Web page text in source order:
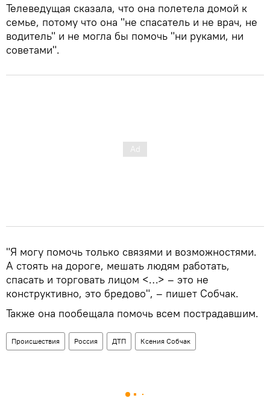
Телеведущая сказала, что она полетела домой к
семье, потому что она "не спасатель и не врач, не
водитель" и не могла бы помочь "ни руками, ни
советами".
"Я могу помочь только связями и возможностями.
А стоять на дороге, мешать людям работать,
спасать и торговать лицом <…> – это не
конструктивно, это бредово", – пишет Собчак.
Также она пообещала помочь всем пострадавшим.
Происшествия Россия ДТП Ксения Собчак